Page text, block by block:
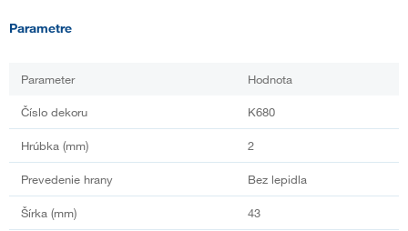
Parametre
Parameter Hodnota
Číslo dekoru K680
Hrúbka (mm) 2
Prevedenie hrany Bez lepidla
Šírka (mm) 43